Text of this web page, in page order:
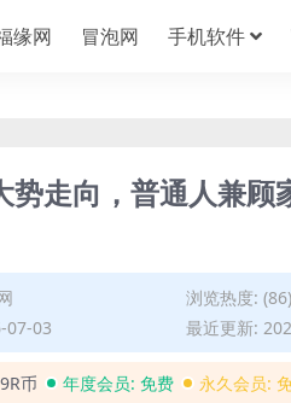
缘网 冒泡网 手机软件
走向，普通人兼顾
浏览热度: (86)
07-03
最近更新:
币 年度会员: 免费 永久会员: